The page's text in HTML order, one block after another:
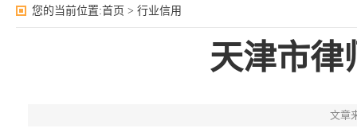
您的当前位置:首页 > 行业信用
天津市律
文章